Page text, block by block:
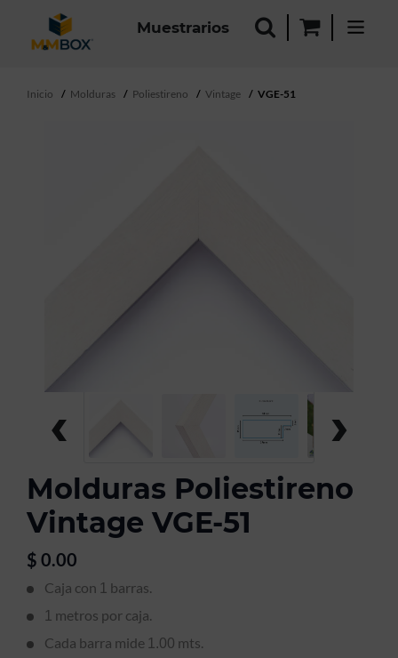
Muestrarios
Inicio Molduras Poliestireno Vintage VGE-51
‹ ›
Molduras Poliestireno
Vintage VGE-51
$ 0.00
Caja con 1 barras.
1 metros por caja.
Cada barra mide 1.00 mts.